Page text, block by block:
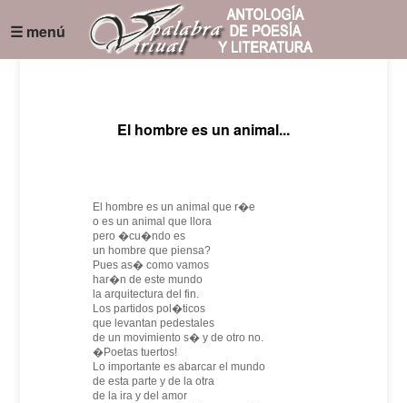
☰ menú
El hombre es un animal...
El hombre es un animal que r�e
o es un animal que llora
pero �cu�ndo es
un hombre que piensa?
Pues as� como vamos
har�n de este mundo
la arquitectura del fin.
Los partidos pol�ticos
que levantan pedestales
de un movimiento s� y de otro no.
�Poetas tuertos!
Lo importante es abarcar el mundo
de esta parte y de la otra
de la ira y del amor